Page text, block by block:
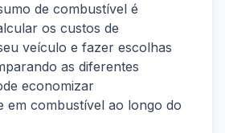
de combustível é
os custos de
veículo e fazer escolhas
as diferentes
economizar
em combustível ao longo do